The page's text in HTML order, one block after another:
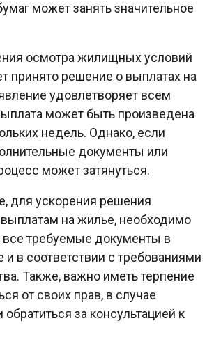
может занять значительное
осмотра жилищных условий
принято решение о выплатах на
удовлетворяет всем
может быть произведена
недель. Однако, если
документы или
может затянуться.
для ускорения решения
на жилье, необходимо
все требуемые документы в
в соответствии с требованиями
Также, важно иметь терпение
от своих прав, в случае
за консультацией к